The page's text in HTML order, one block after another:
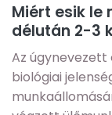
Miért esik le
délután 2-3
Az
biológiai